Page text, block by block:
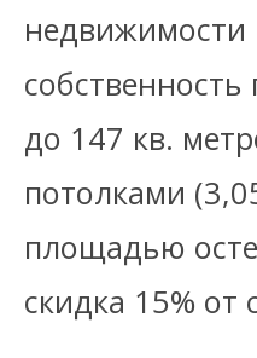
недвижимости
до 147 кв.
потолками
площадью
скидка 15% от